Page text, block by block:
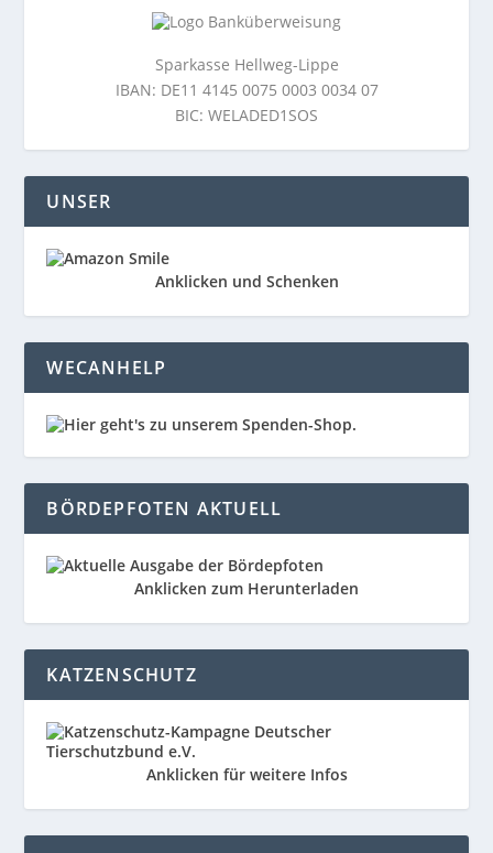
Sparkasse Hellweg-Lippe
IBAN: DE11 4145 0075 0003 0034 07
BIC: WELADED1SOS
UNSER
Anklicken und Schenken
WECANHELP
BÖRDEPFOTEN AKTUELL
Anklicken zum Herunterladen
KATZENSCHUTZ
Anklicken für weitere Infos